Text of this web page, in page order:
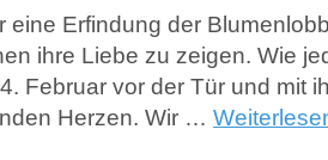
eine Erfindung der
ihre Liebe zu zeigen. Wie
Februar vor der Tür und mit
Herzen. Wir …